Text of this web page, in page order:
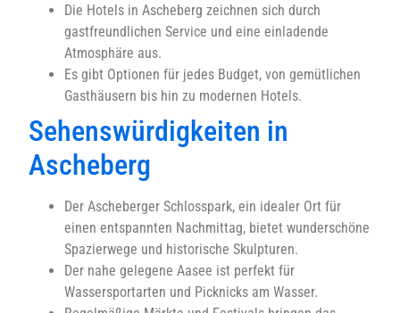
Die Hotels in Ascheberg zeichnen sich durch
gastfreundlichen Service und eine einladende
Atmosphäre aus.
Es gibt Optionen für jedes Budget, von gemütlichen
Gasthäusern bis hin zu modernen Hotels.
Sehenswürdigkeiten in
Ascheberg
Der Ascheberger Schlosspark, ein idealer Ort für
einen entspannten Nachmittag, bietet wunderschöne
Spazierwege und historische Skulpturen.
Der nahe gelegene Aasee ist perfekt für
Wassersportarten und Picknicks am Wasser.